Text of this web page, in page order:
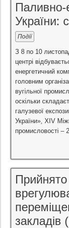
Паливно-
України:
Події
З 8 по 10
центрі
енергетичний
головним
вугільної
оскільки
галузевої
України», ХІV
промисловості –
закладів